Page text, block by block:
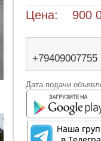
Цена: 900
+79409007755
Дата подачи